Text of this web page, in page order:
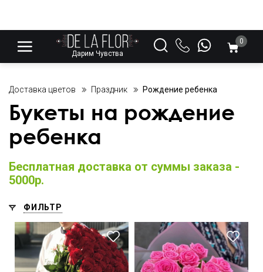
Дарим Чувства
0
Доставка цветов Праздник Рождение ребенка
Букеты на рождение
ребенка
Бесплатная доставка от суммы заказа -
5000р.
ФИЛЬТР